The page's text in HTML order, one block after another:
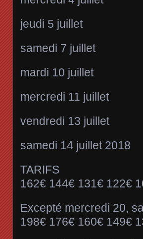
jeudi 5 juillet
samedi 7 juillet
mardi 10 juillet
mercredi 11 juillet
vendredi 13 juillet
samedi 14 juillet 2018
TARIFS
162€ 144€ 131€ 122€
Excepté mercredi 20,
198€ 176€ 160€ 149€